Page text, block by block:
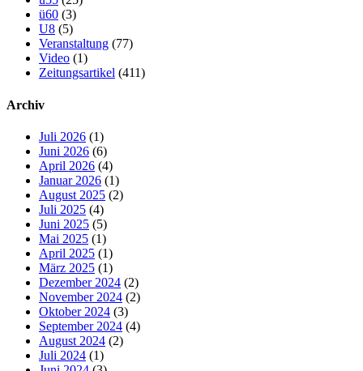
ü60 (3)
U8 (5)
Veranstaltung (77)
Video (1)
Zeitungsartikel (411)
Archiv
Juli 2026 (1)
Juni 2026 (6)
April 2026 (4)
Januar 2026 (1)
August 2025 (2)
Juli 2025 (4)
Juni 2025 (5)
Mai 2025 (1)
April 2025 (1)
März 2025 (1)
Dezember 2024 (2)
November 2024 (2)
Oktober 2024 (3)
September 2024 (4)
August 2024 (2)
Juli 2024 (1)